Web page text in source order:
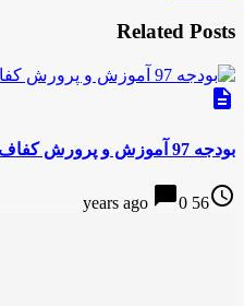
Related Posts
description
بودجه 97 آموزش و پرورش کفاف چند ماه معلمان را می دهد؟
access_time
56 years ago
chat_bubble0